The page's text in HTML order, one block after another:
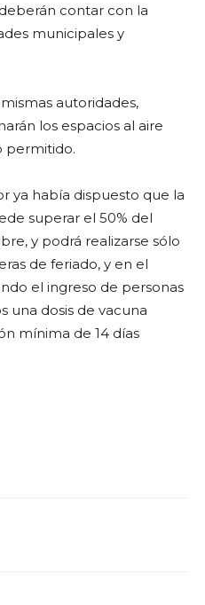
contar con la
municipales y
autoridades,
los espacios al aire
permitido.
ya había dispuesto que la
superar el 50% del
y podrá realizarse sólo
de feriado, y en el
el ingreso de personas
una dosis de vacuna
mínima de 14 días